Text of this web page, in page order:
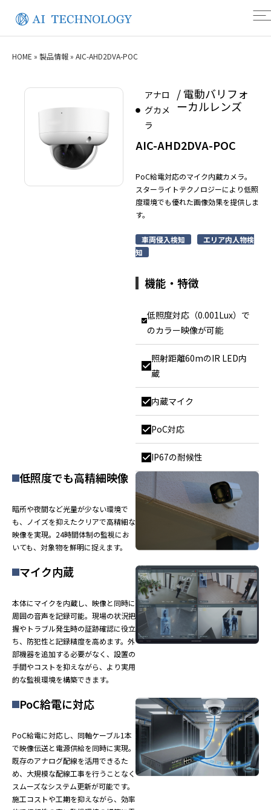
HOME » 製品情報 » AIC-AHD2DVA-POC
アナロ
グカメ
ラ
/ 電動バリフォ
ーカルレンズ
AIC-AHD2DVA-POC
PoC給電対応のマイク内蔵カメラ。
スターライトテクノロジーにより低照
度環境でも優れた画像効果を提供しま
す。
車両侵入検知
エリア内人物検
知
機能・特徴
低照度対応（0.001Lux）で
のカラー映像が可能
照射距離60mのIR LED内
蔵
内蔵マイク
PoC対応
IP67の耐候性
低照度でも高精細映像
暗所や夜間など光量が少ない環境で
も、ノイズを抑えたクリアで高精細な
映像を実現。24時間体制の監視にお
いても、対象物を鮮明に捉えます。
マイク内蔵
本体にマイクを内蔵し、映像と同時に
周囲の音声を記録可能。現場の状況把
握やトラブル発生時の証跡確認に役立
ち、防犯性と記録精度を高めます。外
部機器を追加する必要がなく、設置の
手間やコストを抑えながら、より実用
的な監視環境を構築できます。
PoC給電に対応
PoC給電に対応し、同軸ケーブル1本
で映像伝送と電源供給を同時に実現。
既存のアナログ配線を活用できるた
め、大規模な配線工事を行うことなく
スムーズなシステム更新が可能です。
施工コストや工期を抑えながら、効率